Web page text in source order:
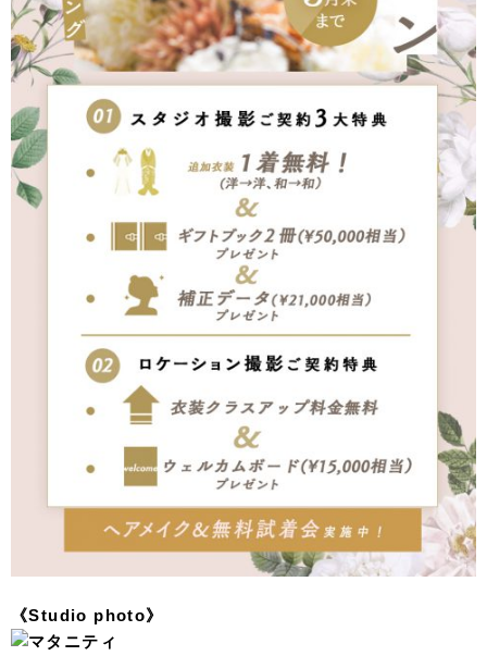
《Studio photo》